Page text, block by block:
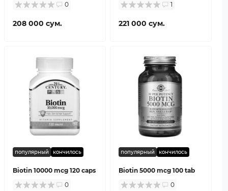
0
208 000 сум.
1
221 000 сум.
популярный кончилось
Biotin 10000 mcg 120 caps
0
популярный кончилось
Biotin 5000 mcg 100 tab
0